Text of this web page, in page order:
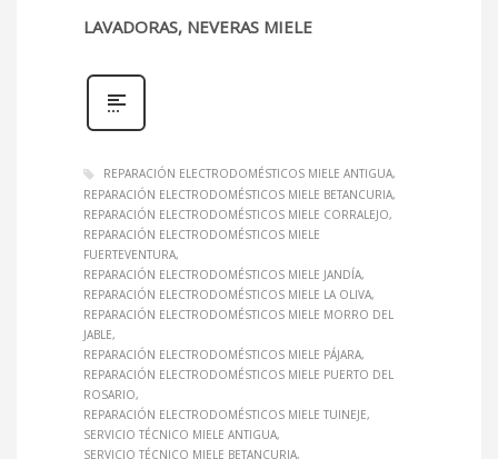
LAVADORAS, NEVERAS MIELE
REPARACIÓN ELECTRODOMÉSTICOS MIELE ANTIGUA
REPARACIÓN ELECTRODOMÉSTICOS MIELE BETANCURIA
REPARACIÓN ELECTRODOMÉSTICOS MIELE CORRALEJO
REPARACIÓN ELECTRODOMÉSTICOS MIELE
FUERTEVENTURA
REPARACIÓN ELECTRODOMÉSTICOS MIELE JANDÍA
REPARACIÓN ELECTRODOMÉSTICOS MIELE LA OLIVA
REPARACIÓN ELECTRODOMÉSTICOS MIELE MORRO DEL
JABLE
REPARACIÓN ELECTRODOMÉSTICOS MIELE PÁJARA
REPARACIÓN ELECTRODOMÉSTICOS MIELE PUERTO DEL
ROSARIO
REPARACIÓN ELECTRODOMÉSTICOS MIELE TUINEJE
SERVICIO TÉCNICO MIELE ANTIGUA
SERVICIO TÉCNICO MIELE BETANCURIA